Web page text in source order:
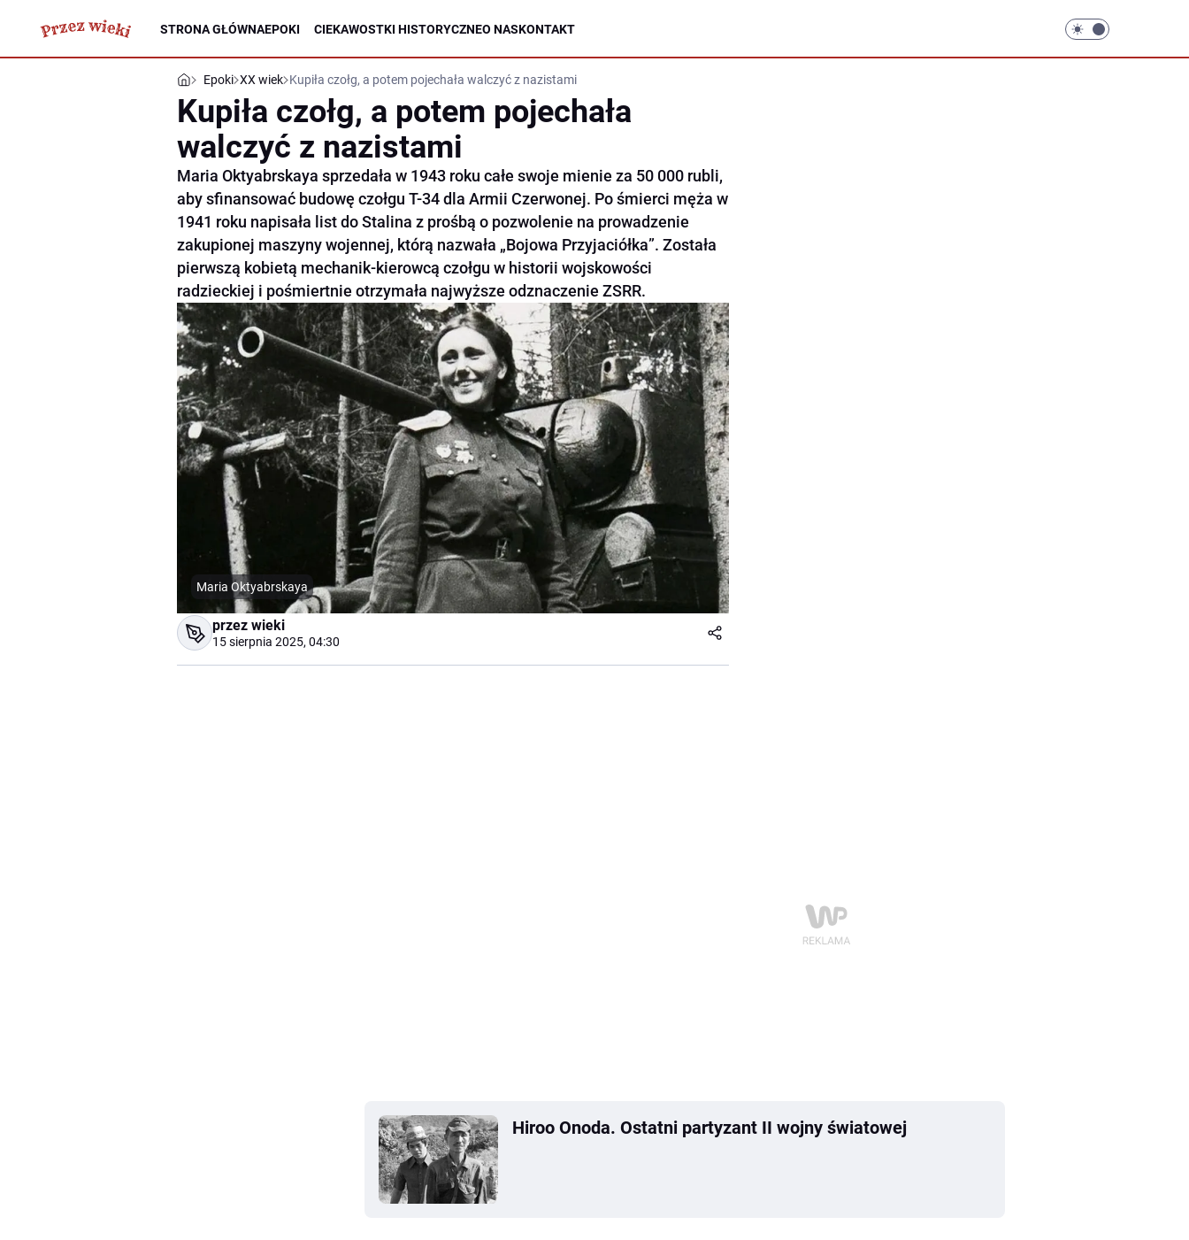
STRONA GŁÓWNAEPOKI CIEKAWOSTKI HISTORYCZNEO NASKONTAKT
Epoki XX wiek Kupiła czołg, a potem pojechała walczyć z nazistami
Kupiła czołg, a potem pojechała
walczyć z nazistami
Maria Oktyabrskaya sprzedała w 1943 roku całe swoje mienie za 50 000 rubli,
aby sfinansować budowę czołgu T-34 dla Armii Czerwonej. Po śmierci męża w
1941 roku napisała list do Stalina z prośbą o pozwolenie na prowadzenie
zakupionej maszyny wojennej, którą nazwała „Bojowa Przyjaciółka”. Została
pierwszą kobietą mechanik-kierowcą czołgu w historii wojskowości
radzieckiej i pośmiertnie otrzymała najwyższe odznaczenie ZSRR.
Maria Oktyabrskaya
przez wieki
15 sierpnia 2025, 04:30
Hiroo Onoda. Ostatni partyzant II wojny światowej